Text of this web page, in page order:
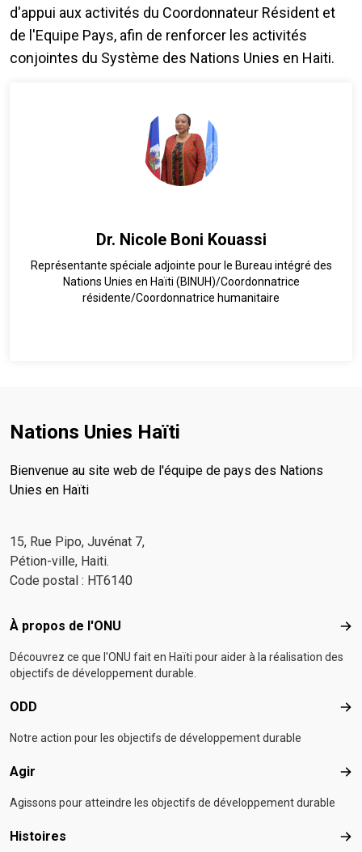
d'appui aux activités du Coordonnateur Résident et
de l'Equipe Pays, afin de renforcer les activités
conjointes du Système des Nations Unies en Haiti.
Dr. Nicole Boni Kouassi
Représentante spéciale adjointe pour le Bureau intégré des
Nations Unies en Haïti (BINUH)/Coordonnatrice
résidente/Coordonnatrice humanitaire
Nations Unies Haïti
Bienvenue au site web de l'équipe de pays des Nations
Unies en Haïti
15, Rue Pipo, Juvénat 7,
Pétion-ville, Haiti.
Code postal : HT6140
Footer menu
À propos de l'ONU À
Découvrez ce que l'ONU fait en Haïti pour aider à la réalisation des
objectifs de développement durable.
ODD
Notre action pour les objectifs de développement durable
Agir Agir
Agissons pour atteindre les objectifs de développement durable
Histoires